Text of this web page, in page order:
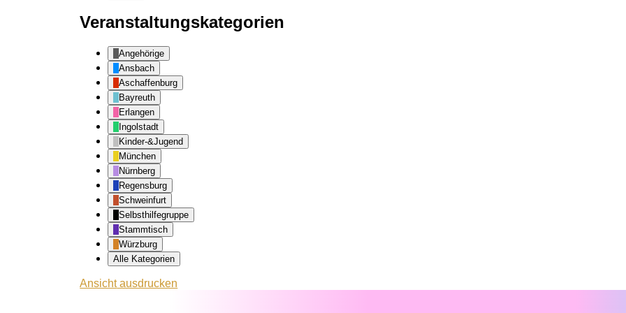
Veranstaltungskategorien
Angehörige
Ansbach
Aschaffenburg
Bayreuth
Erlangen
Ingolstadt
Kinder-&Jugend
München
Nürnberg
Regensburg
Schweinfurt
Selbsthilfegruppe
Stammtisch
Würzburg
Alle Kategorien
Ansichtausdrucken